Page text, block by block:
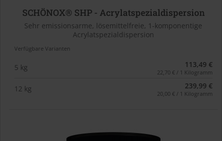
SCHÖNOX® SHP - Acrylatspezialdispersion
Sehr emissionsarme, lösemittelfreie, 1-komponentige
Acrylatspezialdispersion
Verfügbare Varianten
5 kg 113,49 €
22,70 € / 1 Kilogramm
12 kg 239,99 €
20,00 € / 1 Kilogramm